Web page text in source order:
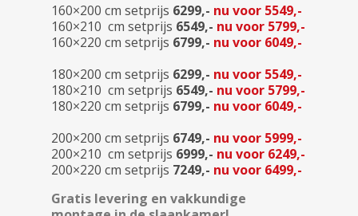
160×200 cm setprijs 6299,- nu voor 5549,-
160×210 cm setprijs 6549,- nu voor 5799,-
160×220 cm setprijs 6799,- nu voor 6049,-
180×200 cm setprijs 6299,- nu voor 5549,-
180×210 cm setprijs 6549,- nu voor 5799,-
180×220 cm setprijs 6799,- nu voor 6049,-
200×200 cm setprijs 6749,- nu voor 5999,-
200×210 cm setprijs 6999,- nu voor 6249,-
200×220 cm setprijs 7249,- nu voor 6499,-
Gratis levering en vakkundige